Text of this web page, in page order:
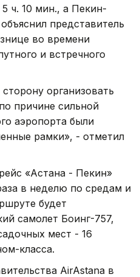
ч. 10 мин., а Пекин-
представитель
во времени
и встречного
организовать
причине сильной
аэропорта были
рамки», - отметил
«Астана - Пекин»
в неделю по средам и
будет
самолет Боинг-757,
мест - 16
класса.
AirAstana в